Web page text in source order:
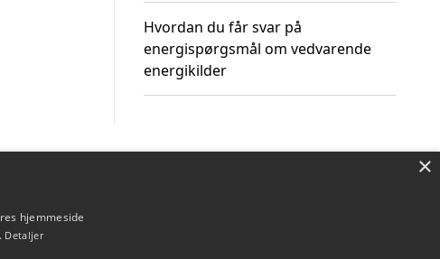
Hvordan du får svar på
energispørgsmål om vedvarende
energikilder
×
hjemmeside
Detaljer